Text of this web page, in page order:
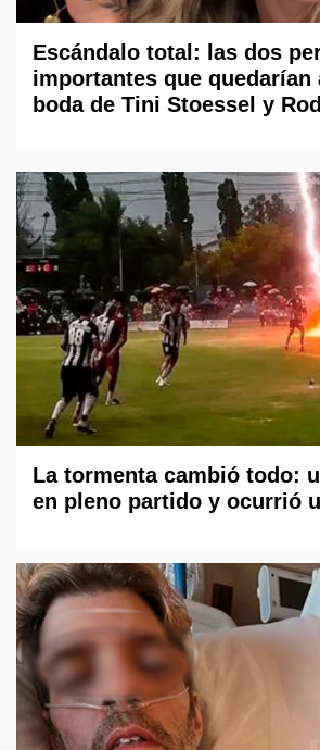
Escándalo total: las dos
importantes que quedarían
boda de Tini Stoessel y
La tormenta cambió todo:
en pleno partido y ocurrió